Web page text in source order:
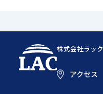
株式会社ラック
アクセス